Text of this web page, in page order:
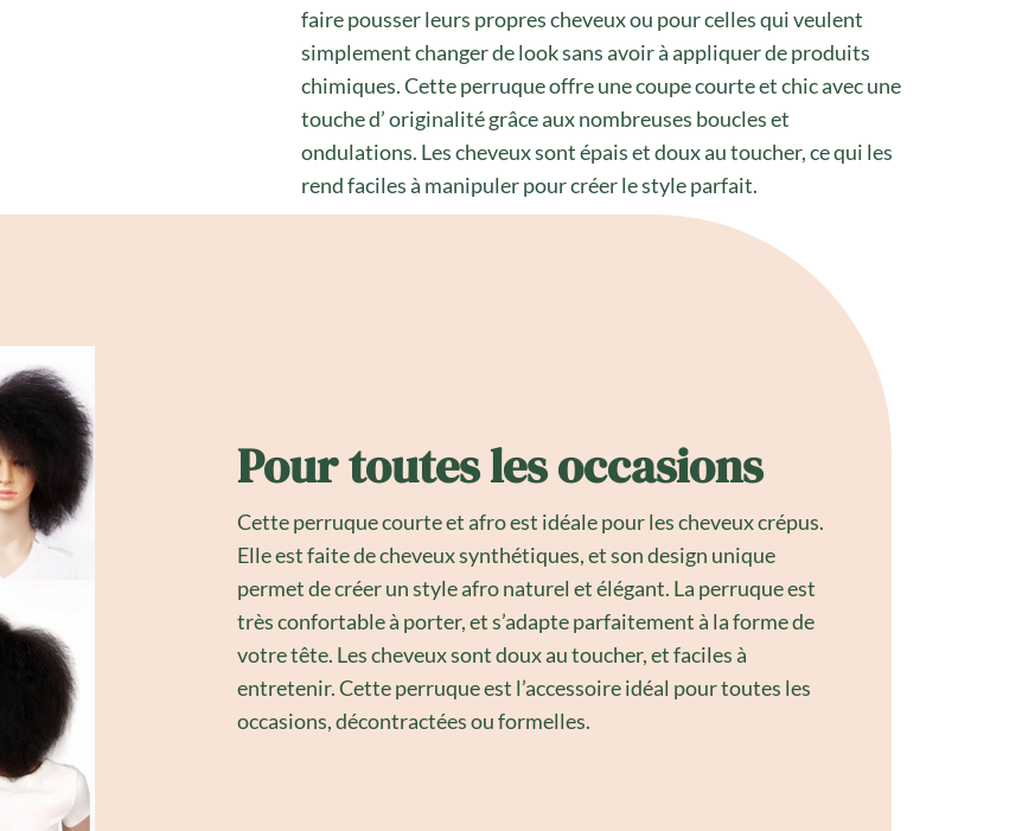
faire pousser leurs propres cheveux ou pour celles qui veulent
simplement changer de look sans avoir à appliquer de produits
chimiques. Cette perruque offre une coupe courte et chic avec une
touche d’ originalité grâce aux nombreuses boucles et
ondulations. Les cheveux sont épais et doux au toucher, ce qui les
rend faciles à manipuler pour créer le style parfait.
Pour toutes les occasions
Cette perruque courte et afro est idéale pour les cheveux crépus.
Elle est faite de cheveux synthétiques, et son design unique
permet de créer un style afro naturel et élégant. La perruque est
très confortable à porter, et s’adapte parfaitement à la forme de
votre tête. Les cheveux sont doux au toucher, et faciles à
entretenir. Cette perruque est l’accessoire idéal pour toutes les
occasions, décontractées ou formelles.